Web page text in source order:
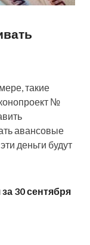
такие
№
авансовые
деньги будут
30 сентября